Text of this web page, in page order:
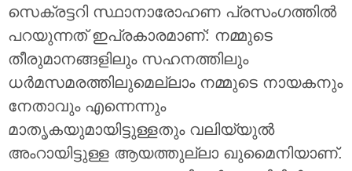
സെക്രട്ടറി സ്ഥാനാരോഹണ പ്രസംഗത്തിൽ
പറയുന്നത് ഇപ്രകാരമാണ്: നമ്മുടെ
തീരുമാനങ്ങളിലും സഹനത്തിലും
ധർമസമരത്തിലുമെല്ലാം നമ്മുടെ നായകനും
നേതാവും എന്നെന്നും
മാതൃകയുമായിട്ടുള്ളതും വലിയ്യുൽ
അംറായിട്ടുള്ള ആയത്തുല്ലാ ഖുമൈനിയാണ്.